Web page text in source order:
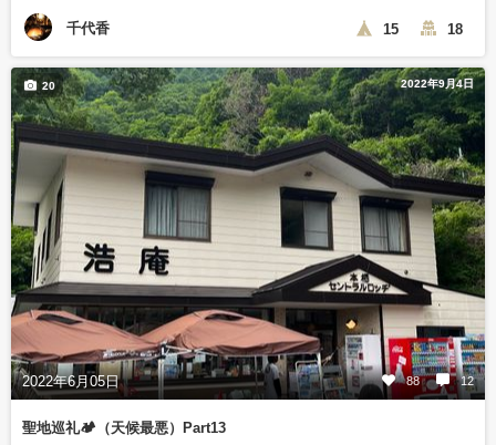
千代香 15 18
2022年9月4日
2022年6月05日 88 12
20
聖地巡礼🏕（天候最悪）Part13